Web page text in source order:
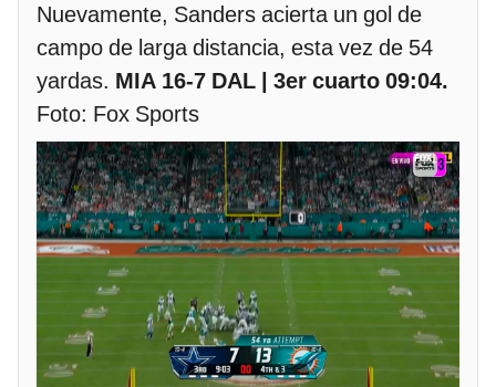
Nuevamente, Sanders acierta un gol de
campo de larga distancia, esta vez de 54
yardas. MIA 16-7 DAL | 3er cuarto 09:04.
Foto: Fox Sports